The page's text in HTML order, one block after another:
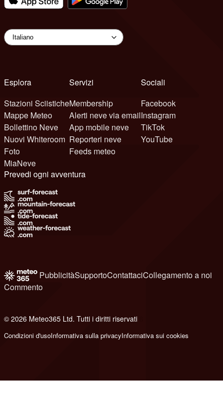
Esplora
Stazioni Sciistiche
Mappe Meteo
Bollettino Neve
Nuovi Whiteroom
Foto
MiaNeve
Servizi
Membership
Alerti neve via email
App mobile neve
Reporteri neve
Feeds meteo
Sociali
Facebook
Instagram
TikTok
YouTube
Prevedi ogni avventura
PubblicitàSupportoContattaciCollegamento a noi
Commento
© 2026 Meteo365 Ltd. Tutti i diritti riservati
Condizioni d'usoInformativa sulla privacyInformativa sui cookies